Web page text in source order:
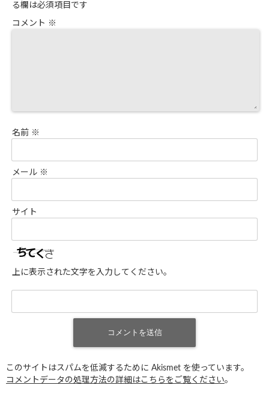
る欄は必須項目です
コメント ※
名前 ※
メール ※
サイト
上に表示された文字を入力してください。
このサイトはスパムを低減するために Akismet を使っています。
コメントデータの処理方法の詳細はこちらをご覧ください。